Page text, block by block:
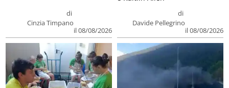
di
Cinzia Timpano
il 08/08/2026
di
Davide Pellegrino
il 08/08/2026